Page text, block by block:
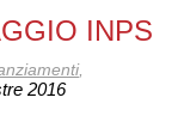
INPS
,
2016